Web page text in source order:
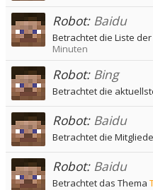
Robot: Baidu
Betrachtet die Liste
Minuten
Robot: Bing
Betrachtet die
Robot: Baidu
Betrachtet die
Robot: Baidu
Betrachtet das Thema